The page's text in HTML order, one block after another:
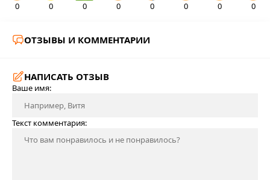
0 0 0 0 0 0 0 0
ОТЗЫВЫ И КОММЕНТАРИИ
НАПИСАТЬ ОТЗЫВ
Ваше имя:
Текст комментария: